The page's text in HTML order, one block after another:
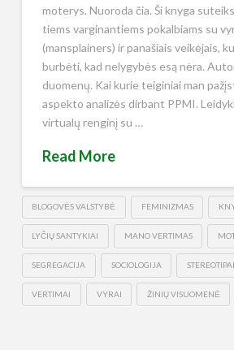
moterys. Nuoroda čia. Ši knyga
tiems varginantiems pokalbiams su
(mansplainers) ir panašiais veikėjais,
burbėti, kad nelygybės esą nėra.
duomenų. Kai kurie teiginiai man
aspekto analizės dirbant PPMI.
virtualų renginį su …
Read More
BLOGOVĖS VALSTYBĖ FEMINIZMAS
LYČIŲ SANTYKIAI MANO VERTIMAS
SEGREGACIJA SOCIOLOGIJA STEREOTIPAI
VERTIMAI VYRAI ŽINIŲ VISUOMENĖ